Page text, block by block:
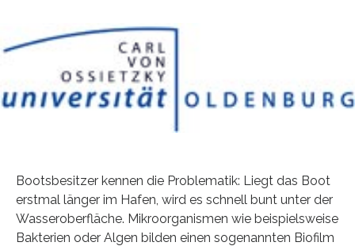
Bootsbesitzer kennen die Problematik: Liegt das Boot
erstmal länger im Hafen, wird es schnell bunt unter der
Wasseroberfläche. Mikroorganismen wie beispielsweise
Bakterien oder Algen bilden einen sogenannten Biofilm